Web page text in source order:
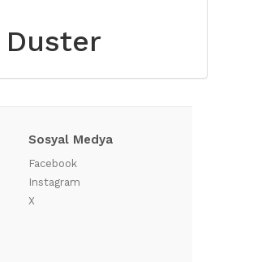
Duster
Sosyal Medya
Facebook
Instagram
X